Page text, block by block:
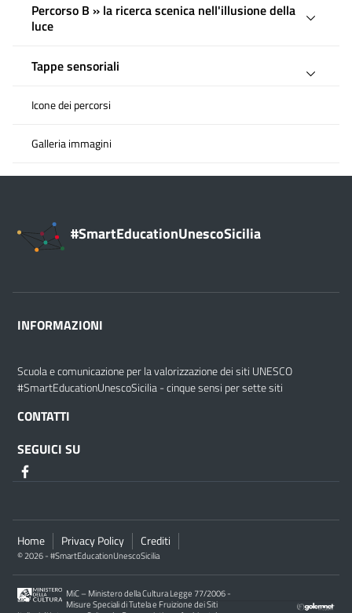
Percorso B » la ricerca scenica nell'illusione della
luce
Tappe sensoriali
Icone dei percorsi
Galleria immagini
#SmartEducationUnescoSicilia
INFORMAZIONI
Scuola e comunicazione per la valorizzazione dei siti UNESCO
#SmartEducationUnescoSicilia - cinque sensi per sette siti
CONTATTI
SEGUICI SU
Home Privacy Policy Crediti
© 2026 - #SmartEducationUnescoSicilia
MiC – Ministero della Cultura Legge 77/2006 -
Misure Speciali di Tutela e Fruizione dei Siti